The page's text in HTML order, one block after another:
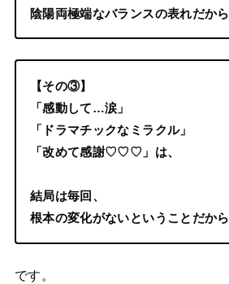
陰陽両極端なバランスの表れだから
【その③】
「感動して…涙」
「ドラマチックなミラクル」
「改めて感謝♡♡♡」は、
結局は毎回、
根本の変化がないということだから
です。